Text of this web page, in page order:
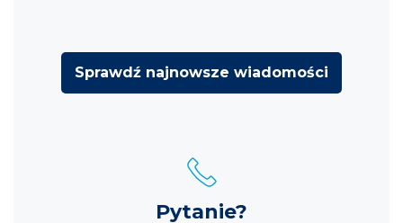
Sprawdź najnowsze wiadomości
Pytanie?